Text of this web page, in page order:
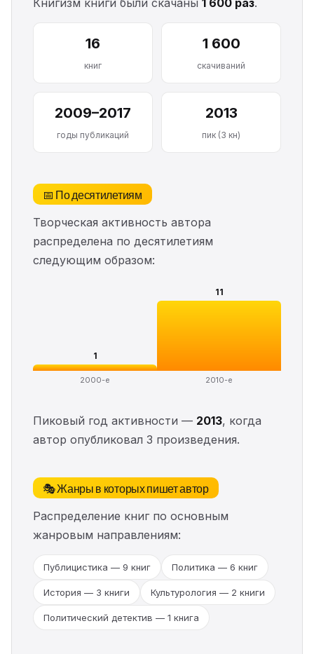
Книгизм книги были скачаны 1 600 раз.
16
книг
1 600
скачиваний
2009–2017
годы публикаций
2013
пик (3 кн)
📅 По десятилетиям
Творческая активность автора
распределена по десятилетиям
следующим образом:
1
2000-е
11
2010-е
Пиковый год активности — 2013, когда
автор опубликовал 3 произведения.
🎭 Жанры в которых пишет автор
Распределение книг по основным
жанровым направлениям:
Публицистика — 9 книг Политика — 6 книг
История — 3 книги Культурология — 2 книги
Политический детектив — 1 книга